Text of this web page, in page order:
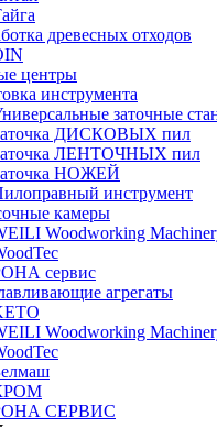
древесных отходов
центры
инструмента
заточные
ДИСКОВЫХ пил
ЛЕНТОЧНЫХ пил
НОЖЕЙ
инструмент
камеры
Woodworking
сервис
агрегаты
Woodworking
СЕРВИС